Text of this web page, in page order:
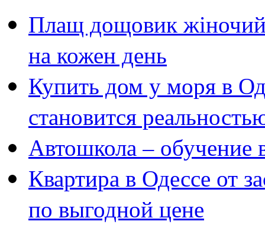
Плащ дощовик
на кожен день
Купить дом у моря в
становится
Автошкола – обучение
Квартира в Одессе от
по выгодной цене